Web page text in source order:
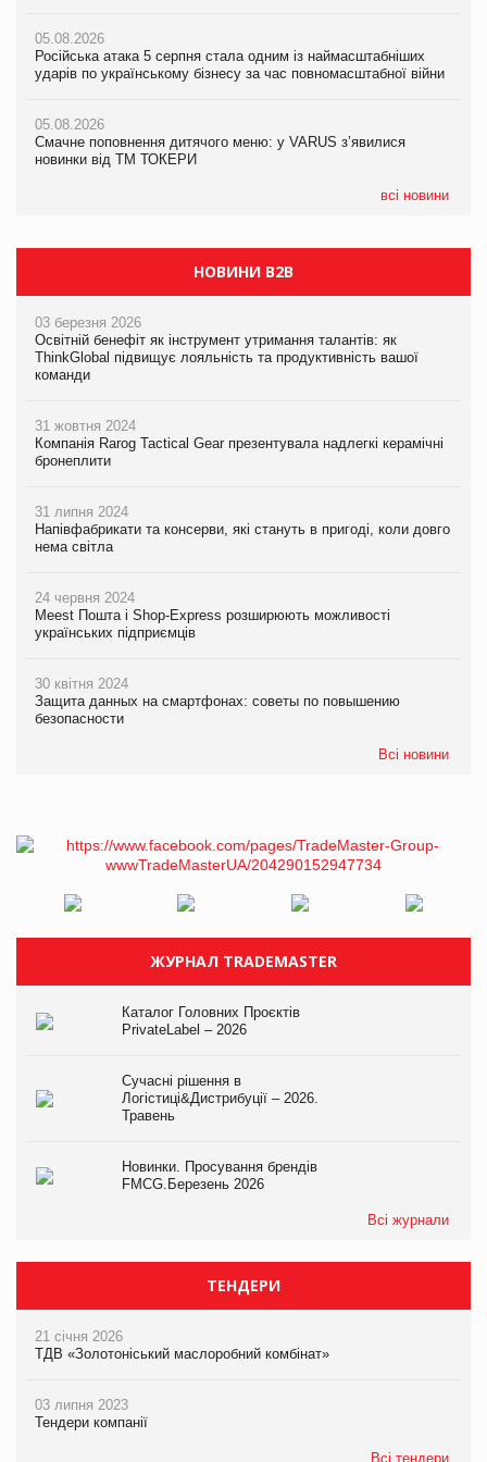
05.08.2026
Російська атака 5 серпня стала одним із наймасштабніших
ударів по українському бізнесу за час повномасштабної війни
05.08.2026
Смачне поповнення дитячого меню: у VARUS з’явилися
новинки від ТМ ТОКЕРИ
всі новини
05.08.2026
Російська атака 5 серпня стала одним із наймасштабніших
ударів по українському бізнесу за час повномасштабної війни
05.08.2026
Смачне поповнення дитячого меню: у VARUS з’явилися
новинки від ТМ ТОКЕРИ
продуктів
НОВИНИ B2B
03 березня 2026
Освітній бенефіт як інструмент утримання талантів: як
ThinkGlobal підвищує лояльність та продуктивність вашої
команди
31 жовтня 2024
Компанія Rarog Tactical Gear презентувала надлегкі керамічні
бронеплити
31 липня 2024
Напівфабрикати та консерви, які стануть в пригоді, коли довго
нема світла
24 червня 2024
Meest Пошта і Shop-Express розширюють можливості
українських підприємців
30 квітня 2024
Защита данных на смартфонах: советы по повышению
безопасности
Всі новини
ЖУРНАЛ TRADEMASTER
Каталог Головних Проєктів
PrivateLabel – 2026
Сучасні рішення в
Логістиці&Дистрибуції – 2026.
Травень
Новинки. Просування брендів
FMCG.Березень 2026
Всі журнали
ТЕНДЕРИ
21 січня 2026
ТДВ «Золотоніський маслоробний комбінат»
03 липня 2023
Тендери компанії
Всі тендери